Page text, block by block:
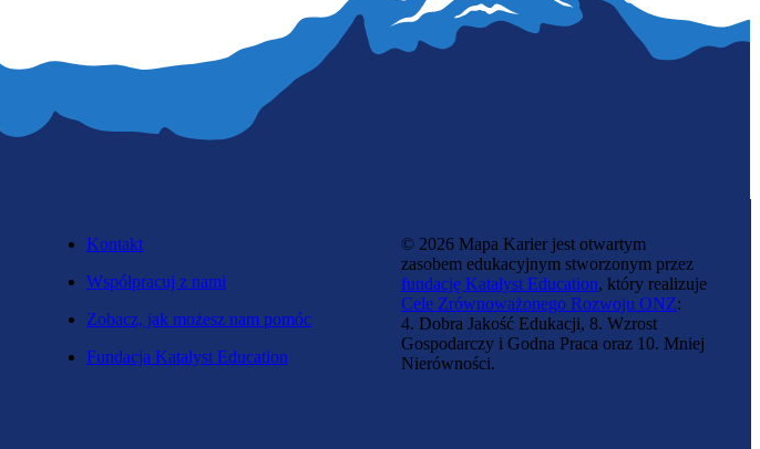
Kontakt
Współpracuj z nami
Zobacz, jak możesz nam pomóc
Fundacja Katalyst Education
© 2026 Mapa Karier jest otwartym
zasobem edukacyjnym stworzonym przez
fundację Katalyst Education, który realizuje
Cele Zrównoważonego Rozwoju ONZ:
4. Dobra Jakość Edukacji, 8. Wzrost
Gospodarczy i Godna Praca oraz 10. Mniej
Nierówności.